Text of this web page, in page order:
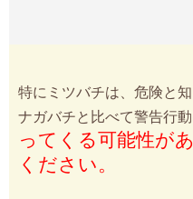
特にミツバチは、危険と
ナガバチと比べて警告行動
ってくる可能性が
ください。